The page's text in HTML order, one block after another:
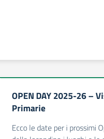
OPEN DAY 2025-26 –
Primarie
Ecco le date per i prossimi